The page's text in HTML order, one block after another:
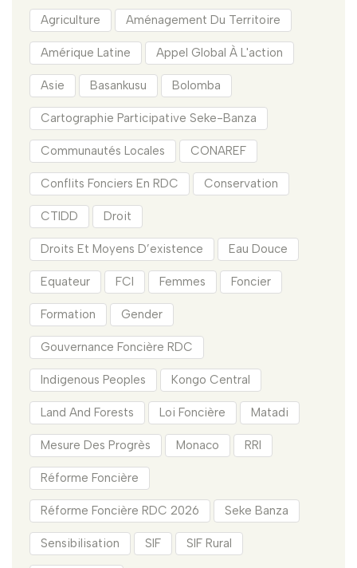
Agriculture Aménagement Du Territoire
Amérique Latine Appel Global À L'action
Asie Basankusu Bolomba
Cartographie Participative Seke-Banza
Communautés Locales CONAREF
Conflits Fonciers En RDC Conservation
CTIDD Droit
Droits Et Moyens D’existence Eau Douce
Equateur FCI Femmes Foncier
Formation Gender
Gouvernance Foncière RDC
Indigenous Peoples Kongo Central
Land And Forests Loi Foncière Matadi
Mesure Des Progrès Monaco RRI
Réforme Foncière
Réforme Foncière RDC 2026 Seke Banza
Sensibilisation SIF SIF Rural